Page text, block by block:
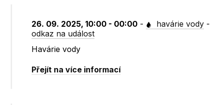
26. 09. 2025, 10:00 - 00:00 - havárie vody -
odkaz na událost
Havárie vody
Přejít na více informací